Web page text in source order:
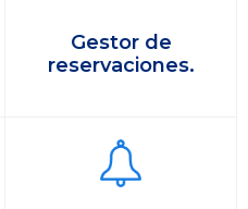
Gestor de
reservaciones.